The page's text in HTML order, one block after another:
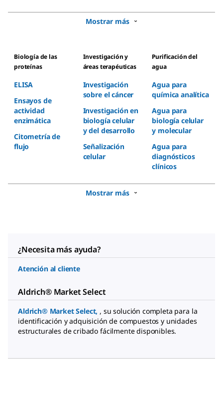
Mostrar más
Biología de las
proteínas
ELISA
Ensayos de
actividad
enzimática
Citometría de
flujo
Investigación y
áreas terapéuticas
Investigación
sobre el cáncer
Investigación en
biología celular
y del desarrollo
Señalización
celular
Purificación del
agua
Agua para
química analítica
Agua para
biología celular
y molecular
Agua para
diagnósticos
clínicos
Mostrar más
¿Necesita más ayuda?
Atención al cliente
Aldrich® Market Select
Aldrich® Market Select, , su solución completa para la
identificación y adquisición de compuestos y unidades
estructurales de cribado fácilmente disponibles.